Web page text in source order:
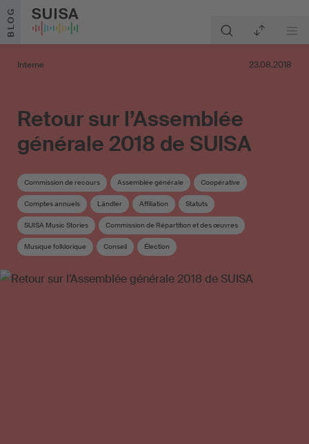
Aller au contenu
BLOG
Interne 23.08.2018
Retour sur l’Assemblée
générale 2018 de SUISA
Commission de recours Assemblée générale Coopérative
Comptes annuels Ländler Affiliation Statuts
SUISA Music Stories Commission de Répartition et des œuvres
Musique folklorique Conseil Élection